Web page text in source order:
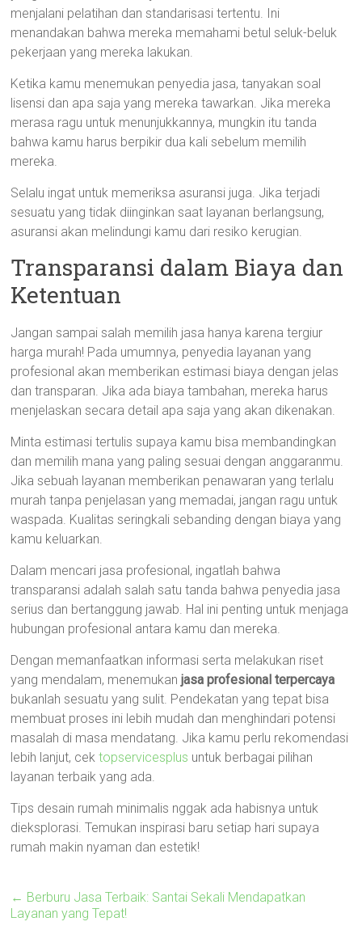
menjalani pelatihan dan standarisasi tertentu. Ini
menandakan bahwa mereka memahami betul seluk-beluk
pekerjaan yang mereka lakukan.
Ketika kamu menemukan penyedia jasa, tanyakan soal
lisensi dan apa saja yang mereka tawarkan. Jika mereka
merasa ragu untuk menunjukkannya, mungkin itu tanda
bahwa kamu harus berpikir dua kali sebelum memilih
mereka.
Selalu ingat untuk memeriksa asuransi juga. Jika terjadi
sesuatu yang tidak diinginkan saat layanan berlangsung,
asuransi akan melindungi kamu dari resiko kerugian.
Transparansi dalam Biaya dan
Ketentuan
Jangan sampai salah memilih jasa hanya karena tergiur
harga murah! Pada umumnya, penyedia layanan yang
profesional akan memberikan estimasi biaya dengan jelas
dan transparan. Jika ada biaya tambahan, mereka harus
menjelaskan secara detail apa saja yang akan dikenakan.
Minta estimasi tertulis supaya kamu bisa membandingkan
dan memilih mana yang paling sesuai dengan anggaranmu.
Jika sebuah layanan memberikan penawaran yang terlalu
murah tanpa penjelasan yang memadai, jangan ragu untuk
waspada. Kualitas seringkali sebanding dengan biaya yang
kamu keluarkan.
Dalam mencari jasa profesional, ingatlah bahwa
transparansi adalah salah satu tanda bahwa penyedia jasa
serius dan bertanggung jawab. Hal ini penting untuk menjaga
hubungan profesional antara kamu dan mereka.
Dengan memanfaatkan informasi serta melakukan riset
yang mendalam, menemukanjasa profesional terpercaya
bukanlah sesuatu yang sulit. Pendekatan yang tepat bisa
membuat proses ini lebih mudah dan menghindari potensi
masalah di masa mendatang. Jika kamu perlu rekomendasi
lebih lanjut, cektopservicesplus untuk berbagai pilihan
layanan terbaik yang ada.
Tips desain rumah minimalis nggak ada habisnya untuk
dieksplorasi. Temukan inspirasi baru setiap hari supaya
rumah makin nyaman dan estetik!
← Berburu Jasa Terbaik: Santai Sekali Mendapatkan
Layanan yang Tepat!